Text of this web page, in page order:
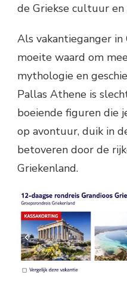
de Griekse cultuur en
Als vakantieganger
moeite waard om
mythologie en
Pallas Athene is
boeiende figuren die
op avontuur, duik in
betoveren door de
Griekenland.